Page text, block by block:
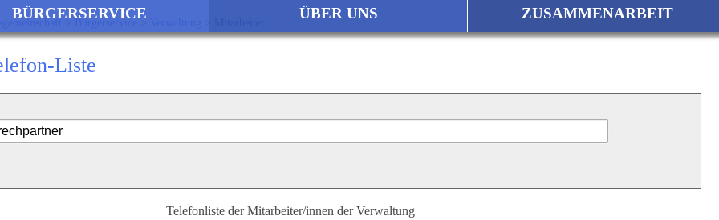
BÜRGERSERVICE ÜBER UNS
ZUSAMMENARBEIT
>Bürgerservice>
Liste
Telefonliste der Mitarbeiter/innen der Verwaltung